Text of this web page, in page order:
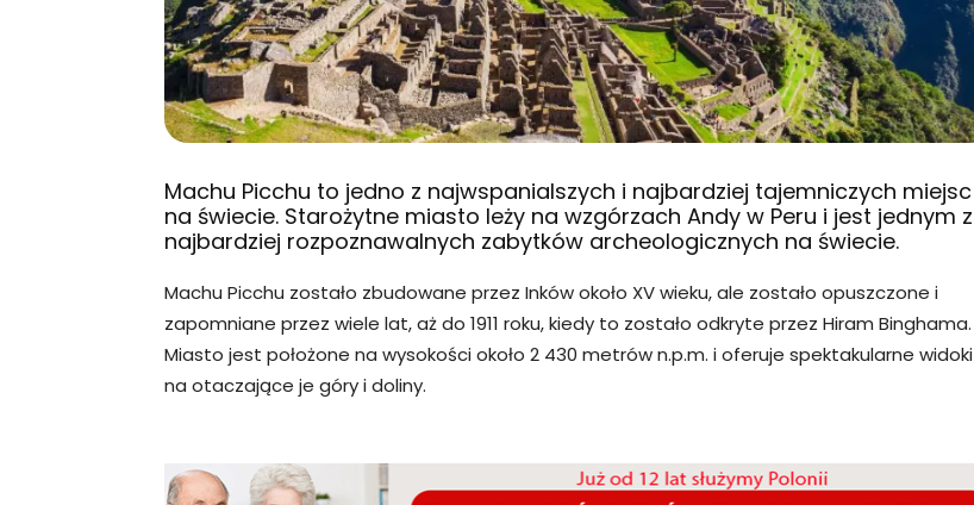
Machu Picchu to jedno z najwspanialszych i najbardziej tajemniczych miejsc
na świecie. Starożytne miasto leży na wzgórzach Andy w Peru i jest jednym z
najbardziej rozpoznawalnych zabytków archeologicznych na świecie.
Machu Picchu zostało zbudowane przez Inków około XV wieku, ale zostało opuszczone i
zapomniane przez wiele lat, aż do 1911 roku, kiedy to zostało odkryte przez Hiram Binghama.
Miasto jest położone na wysokości około 2 430 metrów n.p.m. i oferuje spektakularne widoki
na otaczające je góry i doliny.